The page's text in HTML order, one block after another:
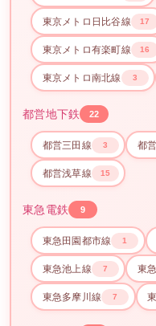
東京メトロ日比谷線 17
東京メトロ有楽町線 16
東京メトロ南北線 3
都営地下鉄 22
都営三田線 3 都
都営浅草線 15
東急電鉄 9
東急田園都市線 1
東急池上線 7 東
東急多摩川線 7